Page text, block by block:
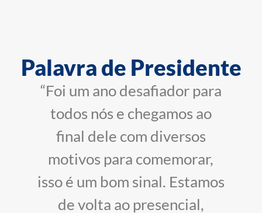
Palavra de Presidente
“Foi um ano desafiador para
todos nós e chegamos ao
final dele com diversos
motivos para comemorar,
isso é um bom sinal. Estamos
de volta ao presencial,